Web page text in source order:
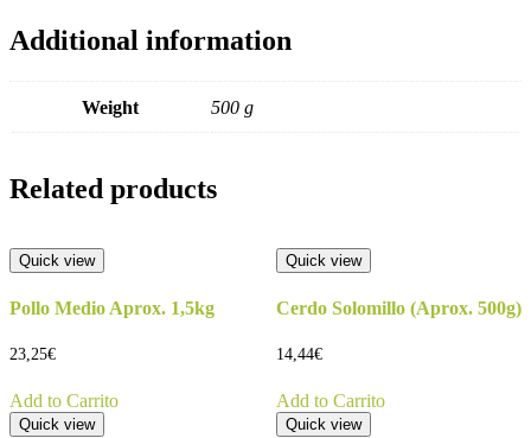
quantity
Additional information
Weight 500 g
Related products
Quick view
Pollo Medio Aprox. 1,5kg
23,25€
Add to Carrito
Quick view
Quick view
Cerdo Solomillo (Aprox. 500g)
14,44€
Add to Carrito
Quick view